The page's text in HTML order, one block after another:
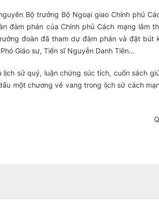
Bộ trưởng Bộ Ngoại giao Chính phủ
đàm phán của Chính phủ Cách mạng lâm
đoàn đã tham dự đàm phán và đặt bút
Giáo sư, Tiến sĩ Nguyễn Danh Tiên…
lịch sử quý, luận chứng súc tích, cuốn sách
một chương vẻ vang trong lịch sử cách